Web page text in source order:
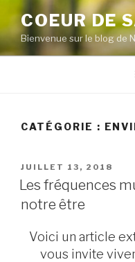
au
contenu
principal
COEUR DE
Bienvenue sur le blog de
CATÉGORIE :
PUBLIÉ
LE
JUILLET 13, 2018
Les fréquences
notre être
Voici un article
vous invite